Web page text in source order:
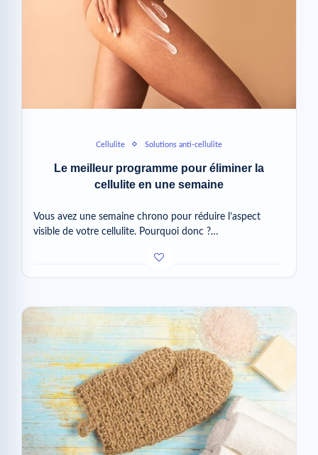
Cellulite Solutions anti-cellulite
Le meilleur programme pour éliminer la
cellulite en une semaine
Vous avez une semaine chrono pour réduire l’aspect
visible de votre cellulite. Pourquoi donc ?…